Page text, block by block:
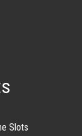
Slots